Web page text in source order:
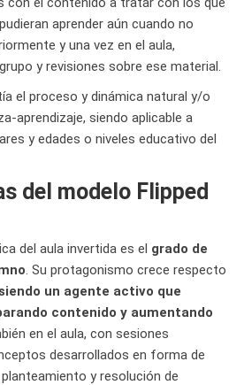
aprender aún cuando no
y una vez en el aula,
y revisiones sobre ese material.
el proceso y dinámica natural y/o
aprendizaje, siendo aplicable a
y edades o niveles educativo del
del modelo Flipped
del aula invertida es el grado de
. Su protagonismo crece respecto
un agente activo que
contenido y aumentando
en el aula, con sesiones
desarrollados en forma de
y resolución de